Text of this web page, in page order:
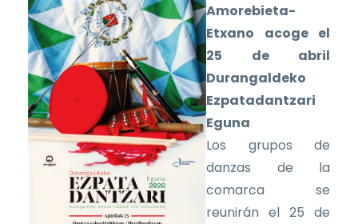
Amorebieta-
Etxano acoge el
25 de abril
Durangaldeko
Ezpatadantzari
Eguna
Los grupos de
danzas de la
comarca se
reunirán el 25 de